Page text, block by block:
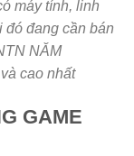
máy tính, linh
đó đang cần bán
NĂM
cao nhất
GAME